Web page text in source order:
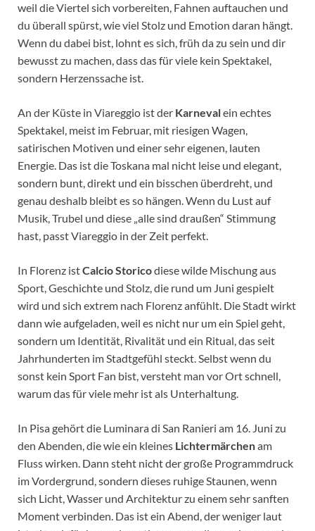
weil die Viertel sich vorbereiten, Fahnen auftauchen und
du überall spürst, wie viel Stolz und Emotion daran hängt.
Wenn du dabei bist, lohnt es sich, früh da zu sein und dir
bewusst zu machen, dass das für viele kein Spektakel,
sondern Herzenssache ist.
An der Küste in Viareggio ist der Karnevalein echtes
Spektakel, meist im Februar, mit riesigen Wagen,
satirischen Motiven und einer sehr eigenen, lauten
Energie. Das ist die Toskana mal nicht leise und elegant,
sondern bunt, direkt und ein bisschen überdreht, und
genau deshalb bleibt es so hängen. Wenn du Lust auf
Musik, Trubel und diese „alle sind draußen“ Stimmung
hast, passt Viareggio in der Zeit perfekt.
In Florenz istCalcio Storicodiese wilde Mischung aus
Sport, Geschichte und Stolz, die rund um Juni gespielt
wird und sich extrem nach Florenz anfühlt. Die Stadt wirkt
dann wie aufgeladen, weil es nicht nur um ein Spiel geht,
sondern um Identität, Rivalität und ein Ritual, das seit
Jahrhunderten im Stadtgefühl steckt. Selbst wenn du
sonst kein Sport Fan bist, versteht man vor Ort schnell,
warum das für viele mehr ist als Unterhaltung.
In Pisa gehört die Luminara di San Ranieri am 16. Juni zu
den Abenden, die wie ein kleines Lichtermärchenam
Fluss wirken. Dann steht nicht der große Programmdruck
im Vordergrund, sondern dieses ruhige Staunen, wenn
sich Licht, Wasser und Architektur zu einem sehr sanften
Moment verbinden. Das ist ein Abend, der weniger laut